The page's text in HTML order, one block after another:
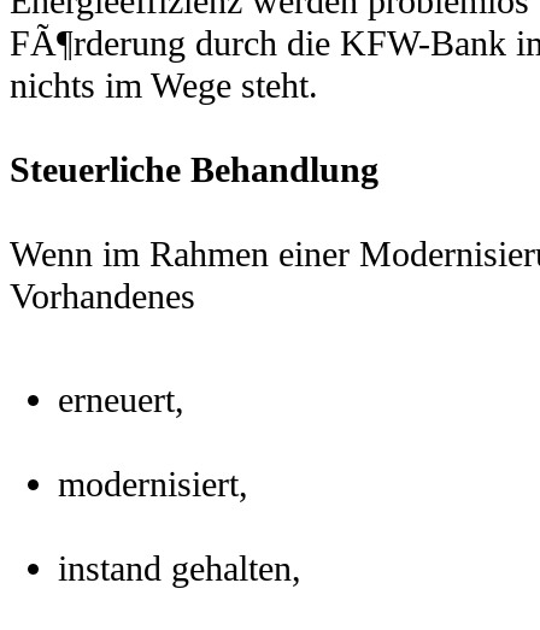
FÃ¶rderung durch die KFW-Bank
nichts im Wege steht.
Steuerliche Behandlung
Wenn im Rahmen einer
Vorhandenes
erneuert,
modernisiert,
instand gehalten,